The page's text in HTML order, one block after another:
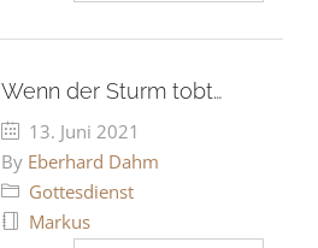
Wenn der Sturm tobt…
13. Juni 2021
By Eberhard Dahm
Gottesdienst
Markus